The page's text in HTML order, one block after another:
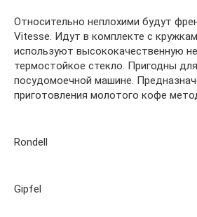
Относительно неплохими будут
Vitesse. Идут в комплекте с
используют высококачественную
термостойкое стекло. Пригодны
посудомоечной машине.
приготовления молотого кофе
Rondell
Gipfel